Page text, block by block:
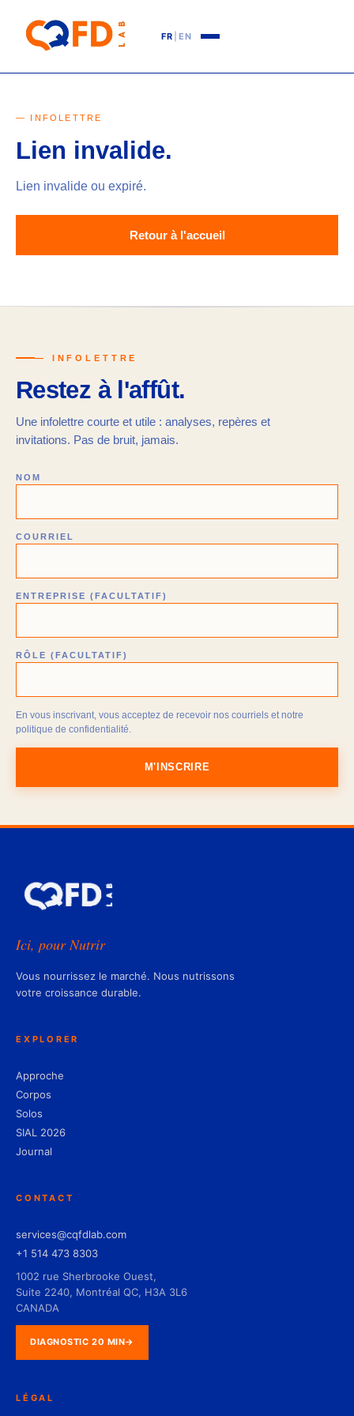
FR EN
— INFOLETTRE
Lien invalide.
Lien invalide ou expiré.
Retour à l'accueil
— INFOLETTRE
Restez à l'affût.
Une infolettre courte et utile : analyses, repères et
invitations. Pas de bruit, jamais.
NOM
COURRIEL
ENTREPRISE (FACULTATIF)
RÔLE (FACULTATIF)
En vous inscrivant, vous acceptez de recevoir nos courriels et notre
politique de confidentialité.
M'INSCRIRE
Ici, pour Nutrir
Vous nourrissez le marché. Nous nutrissons
votre croissance durable.
EXPLORER
Approche
Corpos
Solos
SIAL 2026
Journal
CONTACT
services@cqfdlab.com
+1 514 473 8303
1002 rue Sherbrooke Ouest,
Suite 2240, Montréal QC, H3A 3L6
CANADA
DIAGNOSTIC 20 MIN→
LÉGAL